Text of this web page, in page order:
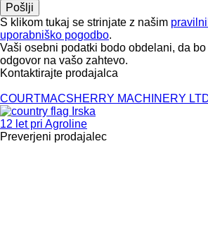
S klikom tukaj se strinjate z našim
uporabniško pogodbo.
Vaši osebni podatki bodo obdelani, da
odgovor na vašo zahtevo.
Kontaktirajte prodajalca
COURTMACSHERRY MACHINERY
Irska
12 let pri Agroline
Preverjeni prodajalec